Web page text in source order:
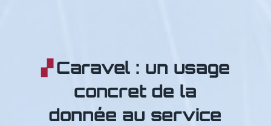
Caravel : un usage
concret de la
donnée au service